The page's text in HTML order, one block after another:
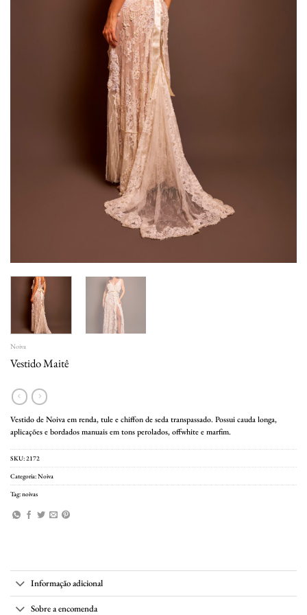
Noiva
Vestido Maitê
Vestido de Noiva em renda, tule e chiffon de seda transpassado. Possui cauda longa,
aplicações e bordados manuais em tons perolados, offwhite e marfim.
SKU:2172
Categoria:Noiva
Tag:noivas
Informação adicional
Sobre a encomenda